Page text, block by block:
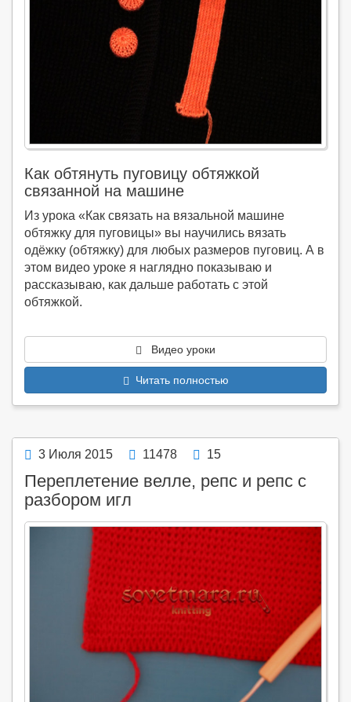
Как обтянуть пуговицу обтяжкой
связанной на машине
Из урока «Как связать на вязальной машине
обтяжку для пуговицы» вы научились вязать
одёжку (обтяжку) для любых размеров пуговиц. А в
этом видео уроке я наглядно показываю и
рассказываю, как дальше работать с этой
обтяжкой.
Видео уроки
Читать полностью
3 Июля 2015 11478 15
Переплетение велле, репс и репс с
разбором игл